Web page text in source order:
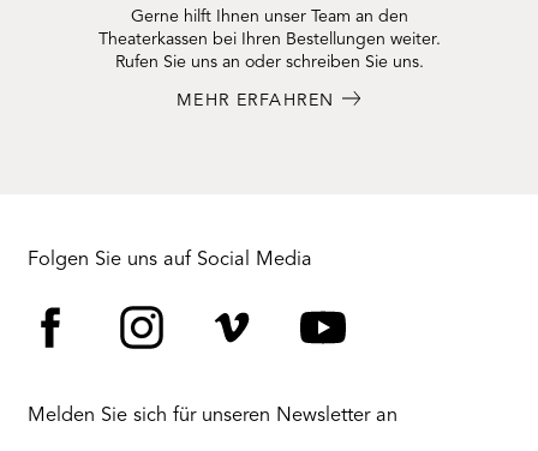
Gerne hilft Ihnen unser Team an den
Theaterkassen bei Ihren Bestellungen weiter.
Rufen Sie uns an oder schreiben Sie uns.
MEHR ERFAHREN
Folgen Sie uns auf Social Media
Melden Sie sich für unseren Newsletter an